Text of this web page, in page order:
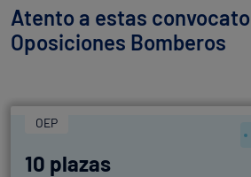
Atento a estas
Oposiciones Bomberos
OEP
10 plazas